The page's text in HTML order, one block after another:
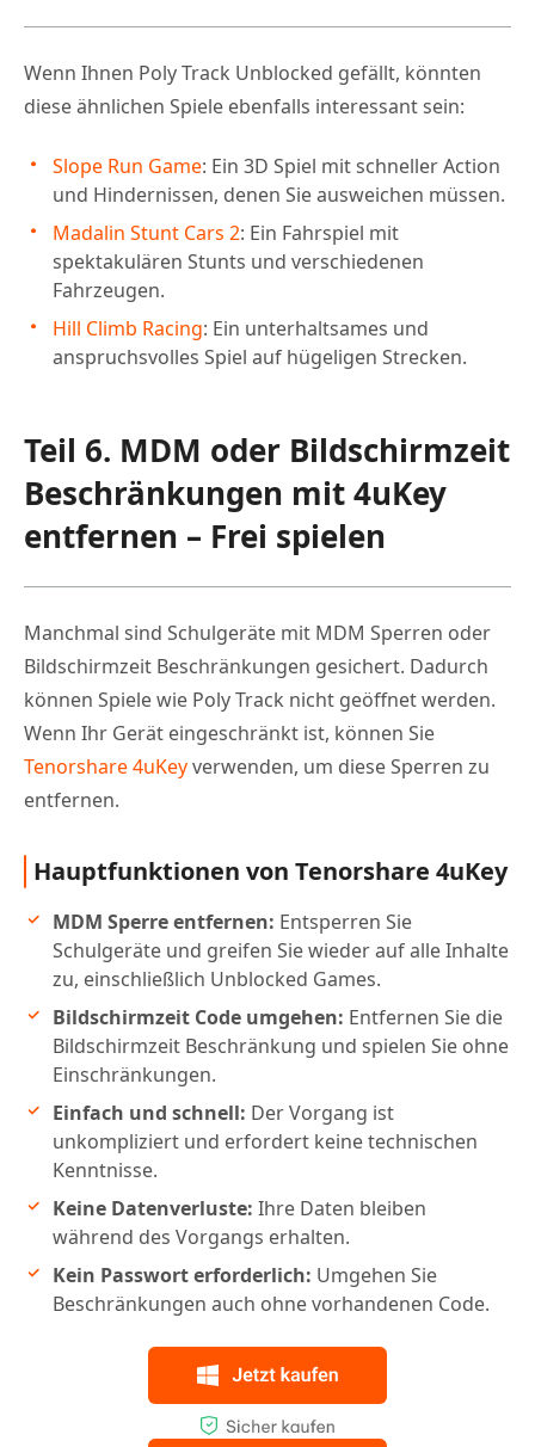
Wenn Ihnen Poly Track Unblocked gefällt, könnten
diese ähnlichen Spiele ebenfalls interessant sein:
Slope Run Game: Ein 3D Spiel mit schneller Action
und Hindernissen, denen Sie ausweichen müssen.
Madalin Stunt Cars 2: Ein Fahrspiel mit
spektakulären Stunts und verschiedenen
Fahrzeugen.
Hill Climb Racing: Ein unterhaltsames und
anspruchsvolles Spiel auf hügeligen Strecken.
Teil 6. MDM oder Bildschirmzeit
Beschränkungen mit 4uKey
entfernen – Frei spielen
Manchmal sind Schulgeräte mit MDM Sperren oder
Bildschirmzeit Beschränkungen gesichert. Dadurch
können Spiele wie Poly Track nicht geöffnet werden.
Wenn Ihr Gerät eingeschränkt ist, können Sie
Tenorshare 4uKeyverwenden, um diese Sperren zu
entfernen.
Hauptfunktionen von Tenorshare 4uKey
MDM Sperre entfernen: Entsperren Sie
Schulgeräte und greifen Sie wieder auf alle Inhalte
zu, einschließlich Unblocked Games.
Bildschirmzeit Code umgehen: Entfernen Sie die
Bildschirmzeit Beschränkung und spielen Sie ohne
Einschränkungen.
Einfach und schnell: Der Vorgang ist
unkompliziert und erfordert keine technischen
Kenntnisse.
Keine Datenverluste: Ihre Daten bleiben
während des Vorgangs erhalten.
Kein Passwort erforderlich: Umgehen Sie
Beschränkungen auch ohne vorhandenen Code.